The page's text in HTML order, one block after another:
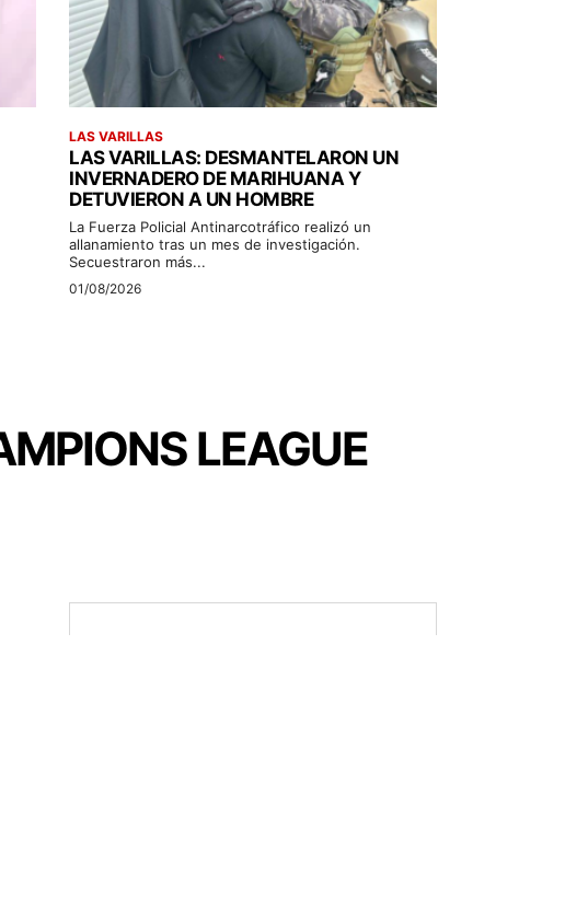
LAS VARILLAS
LAS VARILLAS: DESMANTELARON UN
INVERNADERO DE MARIHUANA Y
DETUVIERON A UN HOMBRE
La Fuerza Policial Antinarcotráfico realizó un
allanamiento tras un mes de investigación.
Secuestraron más...
01/08/2026